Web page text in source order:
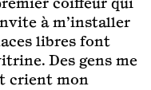
coiffeur qui
à m’installer
libres font
Des gens me
crient mon